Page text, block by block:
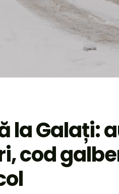
la Galați:
cod